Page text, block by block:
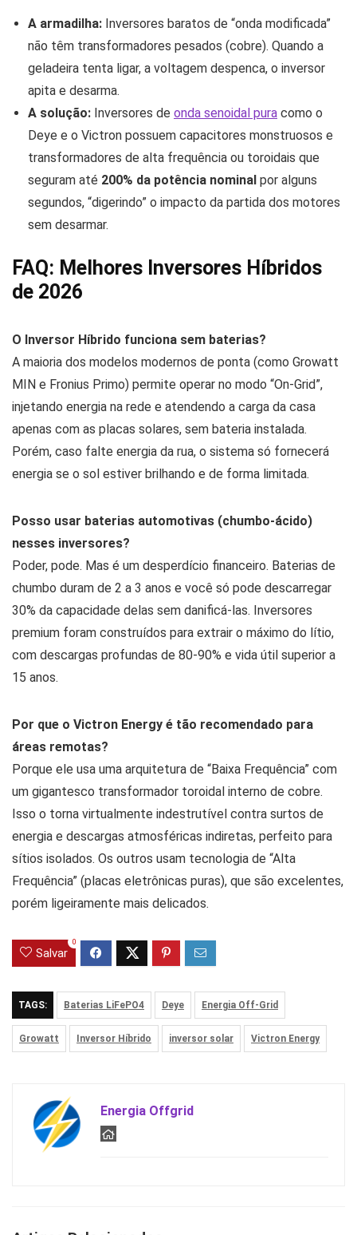
A armadilha: Inversores baratos de “onda modificada”
não têm transformadores pesados (cobre). Quando a
geladeira tenta ligar, a voltagem despenca, o inversor
apita e desarma.
A solução: Inversores de onda senoidal pura como o
Deye e o Victron possuem capacitores monstruosos e
transformadores de alta frequência ou toroidais que
seguram até 200% da potência nominal por alguns
segundos, “digerindo” o impacto da partida dos motores
sem desarmar.
FAQ: Melhores Inversores Híbridos
de 2026
O Inversor Híbrido funciona sem baterias?
A maioria dos modelos modernos de ponta (como Growatt
MIN e Fronius Primo) permite operar no modo “On-Grid”,
injetando energia na rede e atendendo a carga da casa
apenas com as placas solares, sem bateria instalada.
Porém, caso falte energia da rua, o sistema só fornecerá
energia se o sol estiver brilhando e de forma limitada.
Posso usar baterias automotivas (chumbo-ácido)
nesses inversores?
Poder, pode. Mas é um desperdício financeiro. Baterias de
chumbo duram de 2 a 3 anos e você só pode descarregar
30% da capacidade delas sem danificá-las. Inversores
premium foram construídos para extrair o máximo do lítio,
com descargas profundas de 80-90% e vida útil superior a
15 anos.
Por que o Victron Energy é tão recomendado para
áreas remotas?
Porque ele usa uma arquitetura de “Baixa Frequência” com
um gigantesco transformador toroidal interno de cobre.
Isso o torna virtualmente indestrutível contra surtos de
energia e descargas atmosféricas indiretas, perfeito para
sítios isolados. Os outros usam tecnologia de “Alta
Frequência” (placas eletrônicas puras), que são excelentes,
porém ligeiramente mais delicados.
Salvar
0
TAGS: Baterias LiFePO4 Deye Energia Off-Grid
Growatt Inversor Híbrido inversor solar Victron Energy
Energia Offgrid